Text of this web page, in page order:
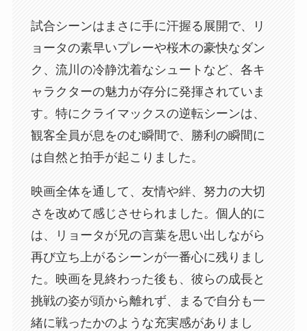
試合シーンはまさに手に汗握る展開で、リ
ョータの素早いプレーや桜木の豪快なダン
ク、流川の冷静沈着なシュートなど、各キ
ャラクターの魅力が存分に発揮されていま
す。特にクライマックスの逆転シーンは、
観客全員が息をのむ瞬間で、勝利の瞬間に
は自然と拍手が起こりました。
映画全体を通して、友情や絆、努力の大切
さを改めて感じさせられました。個人的に
は、リョータが兄の言葉を思い出しながら
再び立ち上がるシーンが一番心に残りまし
た。映画を見終わった後も、彼らの成長と
挑戦の姿が頭から離れず、まるで自分も一
緒に戦ったかのような充実感がありまし